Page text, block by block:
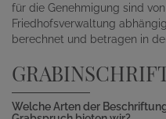
für die Genehmigung sind
Friedhofsverwaltung
berechnet und betragen in
Welche Arten der